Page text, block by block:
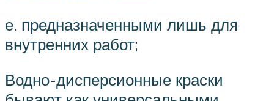
е. предназначенными лишь для
внутренних работ;
Водно-дисперсионные краски